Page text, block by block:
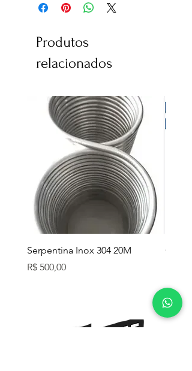
Produtos
relacionados
Serpentina Inox 304 20M
Preço
R$ 500,00
Caixa